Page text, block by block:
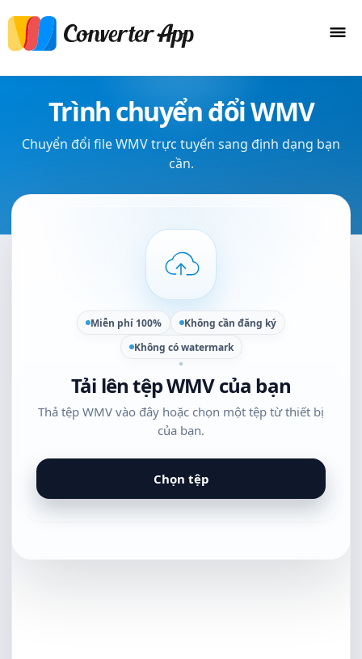
Trình chuyển đổi WMV
Chuyển đổi file WMV trực tuyến sang định dạng bạn
cần.
Miễn phí 100%
Không cần đăng ký
Không có watermark
Tải lên tệp WMV của bạn
Thả tệp WMV vào đây hoặc chọn một tệp từ thiết bị
của bạn.
Chọn tệp